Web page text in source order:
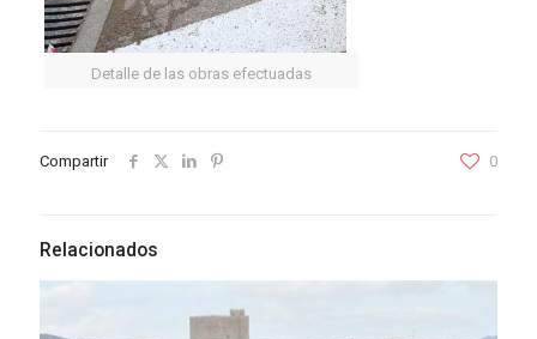
Detalle de las obras efectuadas
Compartir 0
Relacionados